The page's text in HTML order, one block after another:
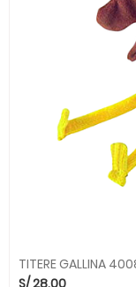
TITERE GALLINA
S/28.00